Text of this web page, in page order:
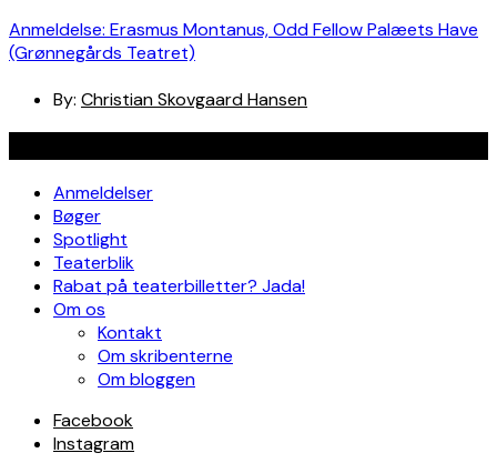
Anmeldelse: Erasmus Montanus, Odd Fellow Palæets Have
(Grønnegårds Teatret)
By: Christian Skovgaard Hansen
Anmeldelser
Bøger
Spotlight
Teaterblik
Rabat på teaterbilletter? Jada!
Om os
Kontakt
Om skribenterne
Om bloggen
Facebook
Instagram